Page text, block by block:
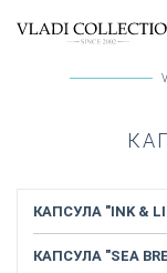
КАПСУЛА "INK &
КАПСУЛА "SEA